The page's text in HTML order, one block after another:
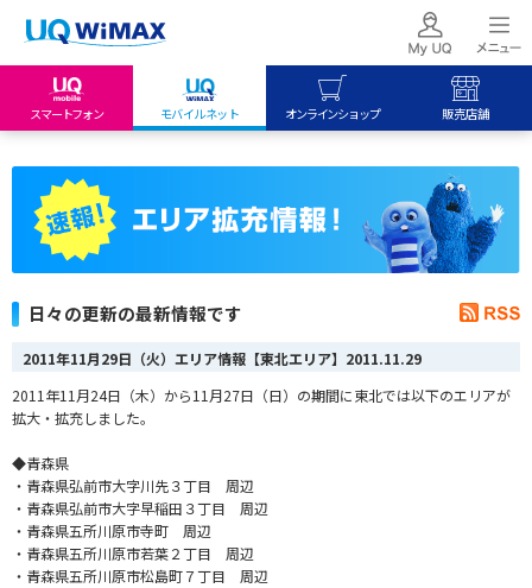
スマートフォン モバイルネット オンラインショップ 販売店舗
My UQ mobile
UQ mobile
UQ WiMAX
UQ WiMAX
日々の更新の最新情報です
2011年11月29日（火）エリア情報【東北エリア】 2011.11.29
2011年11月24日（木）から11月27日（日）の期間に東北では以下のエリアが
拡大・拡充しました。
◆青森県
・青森県弘前市大字川先３丁目 周辺
・青森県弘前市大字早稲田３丁目 周辺
・青森県五所川原市寺町 周辺
・青森県五所川原市若葉２丁目 周辺
・青森県五所川原市松島町７丁目 周辺